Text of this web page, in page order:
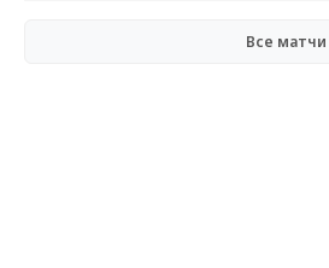
Все матчи